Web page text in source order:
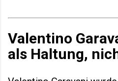
Valentino
als Haltung,